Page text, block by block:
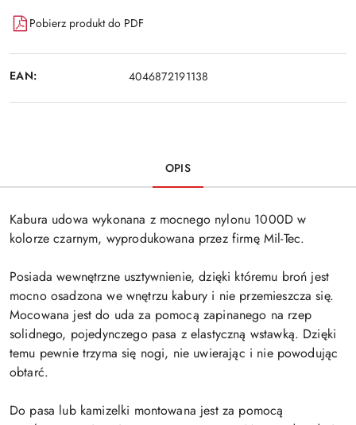
Pobierz produkt do PDF
EAN: 4046872191138
OPIS
Kabura udowa wykonana z mocnego nylonu 1000D w
kolorze czarnym, wyprodukowana przez firmę Mil-Tec.
Posiada wewnętrzne usztywnienie, dzięki któremu broń jest
mocno osadzona we wnętrzu kabury i nie przemieszcza się.
Mocowana jest do uda za pomocą zapinanego na rzep
solidnego, pojedynczego pasa z elastyczną wstawką. Dzięki
temu pewnie trzyma się nogi, nie uwierając i nie powodując
obtarć.
Do pasa lub kamizelki montowana jest za pomocą